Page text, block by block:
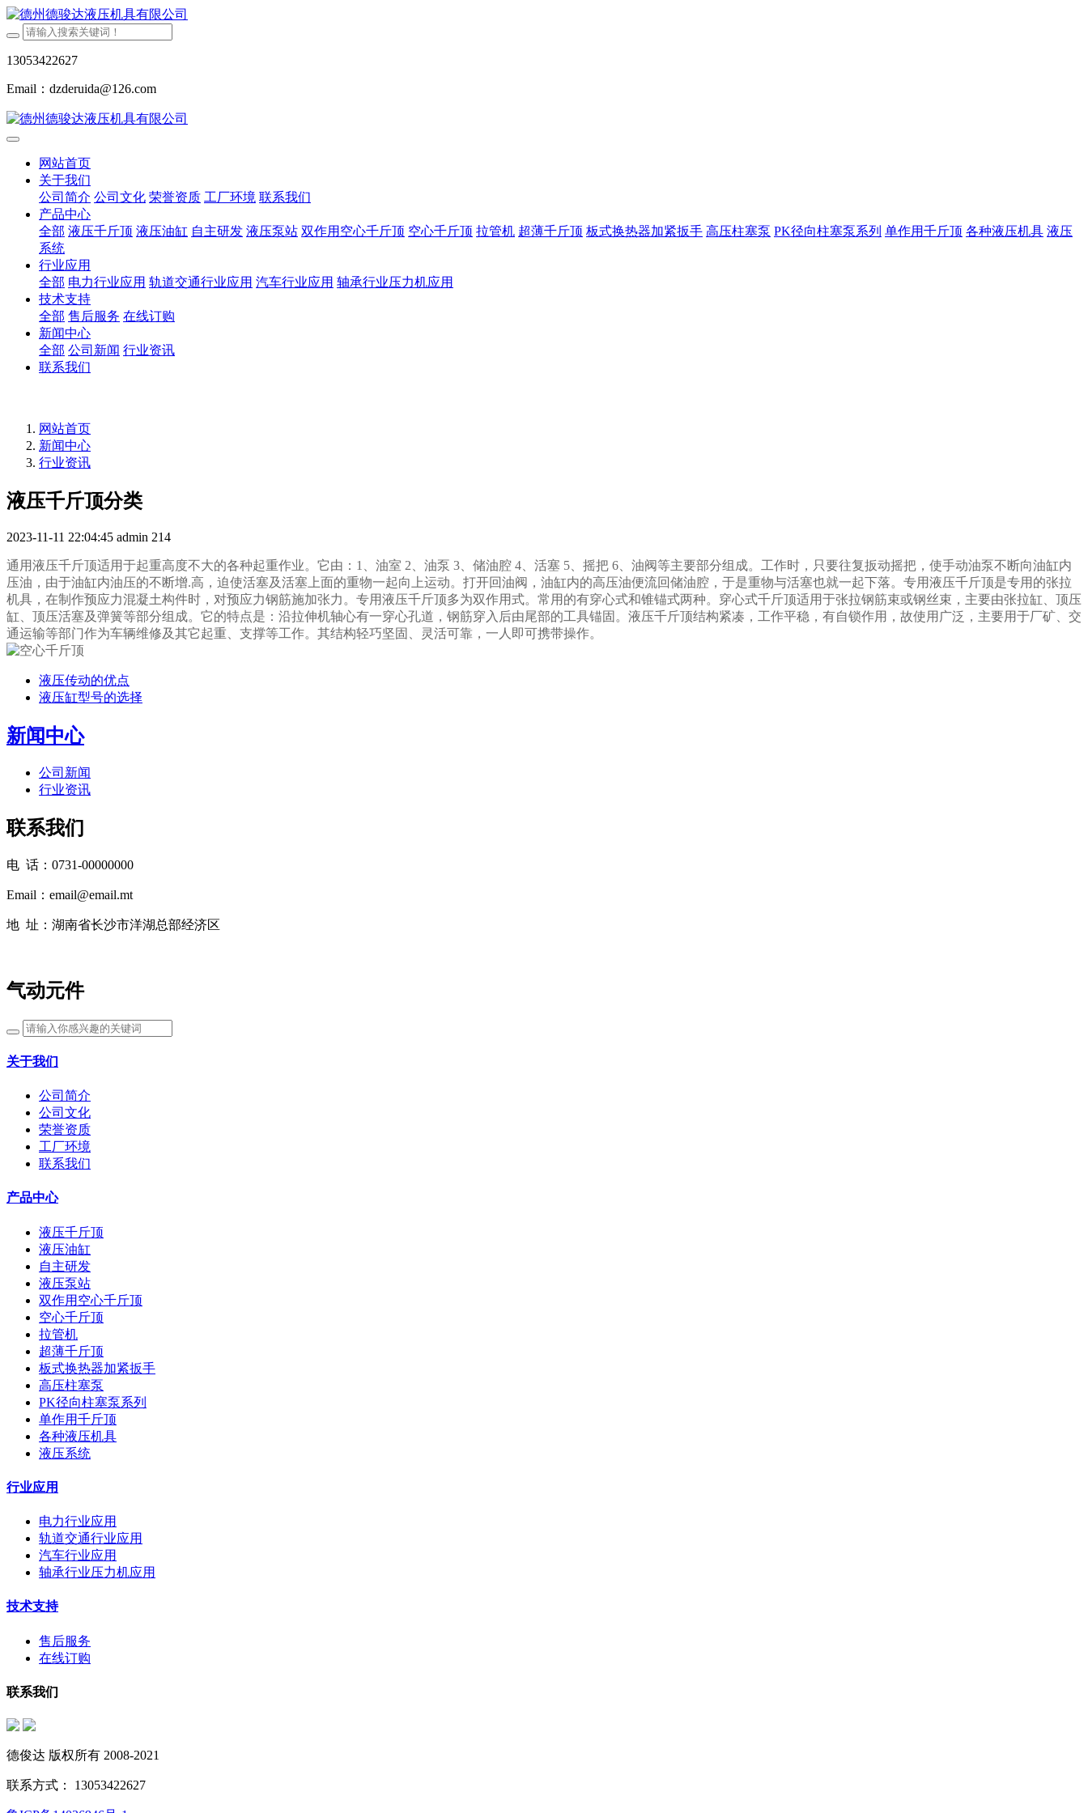
13053422627
Email：dzderuida@126.com
网站首页
关于我们
公司简介 公司文化 荣誉资质 工厂环境 联系我们
产品中心
全部 液压千斤顶 液压油缸 自主研发 液压泵站 双作用空心千斤顶 空心千斤顶 拉管机 超薄千斤顶 板式换热器加紧扳手 高压柱塞泵 PK径向柱塞泵系列 单作用千斤顶 各种液压机具 液压
系统
行业应用
全部 电力行业应用 轨道交通行业应用 汽车行业应用 轴承行业压力机应用
技术支持
全部 售后服务 在线订购
新闻中心
全部 公司新闻 行业资讯
联系我们
网站首页
新闻中心
行业资讯
液压千斤顶分类
2023-11-11 22:04:45 admin 214
通用液压千斤顶适用于起重高度不大的各种起重作业。它由：1、油室 2、油泵 3、储油腔 4、活塞 5、摇把 6、油阀等主要部分组成。工作时，只要往复扳动摇把，使手动油泵不断向油缸内
压油，由于油缸内油压的不断增.高，迫使活塞及活塞上面的重物一起向上运动。打开回油阀，油缸内的高压油便流回储油腔，于是重物与活塞也就一起下落。专用液压千斤顶是专用的张拉
机具，在制作预应力混凝土构件时，对预应力钢筋施加张力。专用液压千斤顶多为双作用式。常用的有穿心式和锥锚式两种。穿心式千斤顶适用于张拉钢筋束或钢丝束，主要由张拉缸、顶压
缸、顶压活塞及弹簧等部分组成。它的特点是：沿拉伸机轴心有一穿心孔道，钢筋穿入后由尾部的工具锚固。液压千斤顶结构紧凑，工作平稳，有自锁作用，故使用广泛，主要用于厂矿、交
通运输等部门作为车辆维修及其它起重、支撑等工作。其结构轻巧坚固、灵活可靠，一人即可携带操作。
液压传动的优点
液压缸型号的选择
新闻中心
公司新闻
行业资讯
联系我们
电 话：0731-00000000
Email：email@email.mt
地 址：湖南省长沙市洋湖总部经济区
气动元件
关于我们
公司简介
公司文化
荣誉资质
工厂环境
联系我们
产品中心
液压千斤顶
液压油缸
自主研发
液压泵站
双作用空心千斤顶
空心千斤顶
拉管机
超薄千斤顶
板式换热器加紧扳手
高压柱塞泵
PK径向柱塞泵系列
单作用千斤顶
各种液压机具
液压系统
行业应用
电力行业应用
轨道交通行业应用
汽车行业应用
轴承行业压力机应用
技术支持
售后服务
在线订购
联系我们
德俊达 版权所有 2008-2021
联系方式： 13053422627